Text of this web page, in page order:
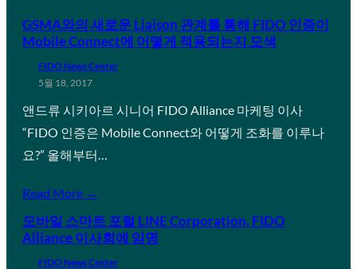
GSMA와의 새로운 Liaison 관계를 통해 FIDO 인증이
Mobile Connect에 어떻게 적용되는지 모색
FIDO News Center
5월 18, 2017
앤드류 시키아르 시니어 FIDO Alliance 마케팅 이사
“FIDO 인증은 Mobile Connect와 어떻게 조화를 이루나
요?” 올해부터…
Read More →
모바일 스마트 포털 LINE Corporation, FIDO
Alliance 이사회에 임명
FIDO News Center